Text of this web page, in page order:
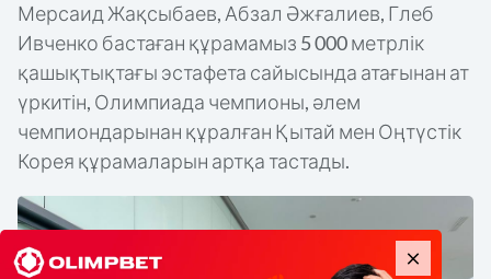
Мерсаид Жақсыбаев, Абзал Әжғалиев, Глеб
Ивченко бастаған құрамамыз 5 000 метрлік
қашықтықтағы эстафета сайысында атағынан ат
үркитін, Олимпиада чемпионы, әлем
чемпиондарынан құралған Қытай мен Оңтүстік
Корея құрамаларын артқа тастады.